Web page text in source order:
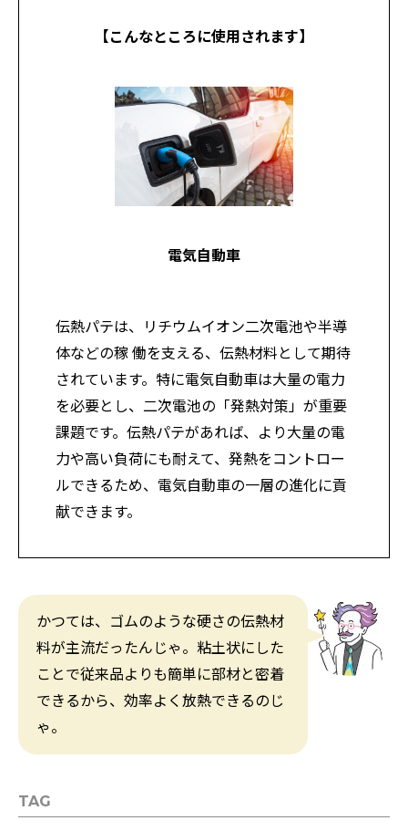
【こんなところに使用されます】
電気自動車
伝熱パテは、リチウムイオン二次電池や半導
体などの稼 働を支える、伝熱材料として期待
されています。特に電気自動車は大量の電力
を必要とし、二次電池の「発熱対策」が重要
課題です。伝熱パテがあれば、より大量の電
力や高い負荷にも耐えて、発熱をコントロー
ルできるため、電気自動車の一層の進化に貢
献できます。
かつては、ゴムのような硬さの伝熱材
料が主流だったんじゃ。粘土状にした
ことで従来品よりも簡単に部材と密着
できるから、効率よく放熱できるのじ
ゃ。
TAG